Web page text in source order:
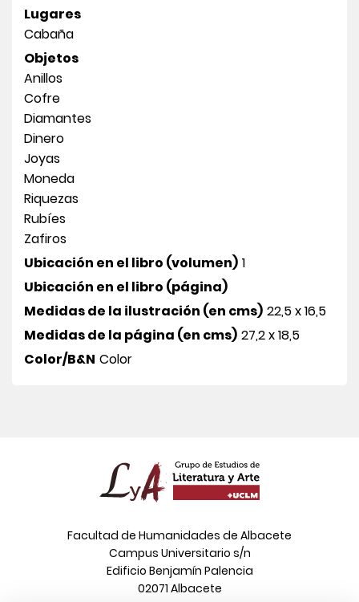
Lugares
Cabaña
Objetos
Anillos
Cofre
Diamantes
Dinero
Joyas
Moneda
Riquezas
Rubíes
Zafiros
Ubicación en el libro (volumen) 1
Ubicación en el libro (página)
Medidas de la ilustración (en cms) 22,5 x 16,5
Medidas de la página (en cms) 27,2 x 18,5
Color/B&N Color
Facultad de Humanidades de Albacete
Campus Universitario s/n
Edificio Benjamín Palencia
02071 Albacete